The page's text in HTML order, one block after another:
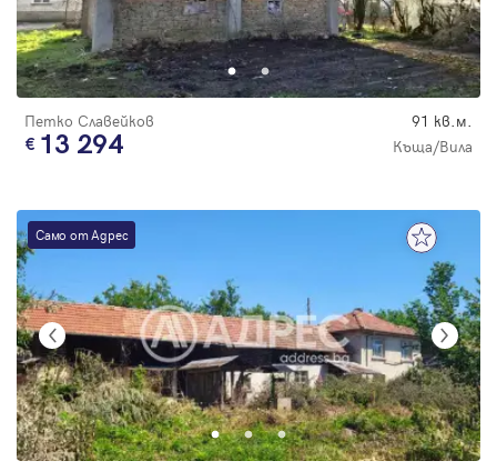
Петко Славейков 91 кв.м.
13 294 Къща/Вила
Само от Адрес